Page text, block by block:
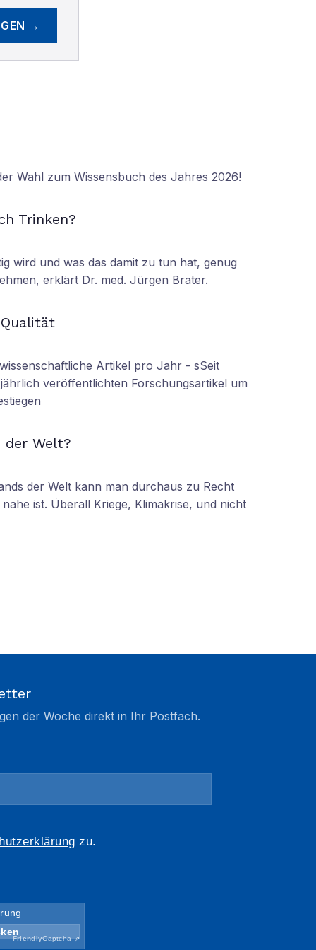
→
Wahl zum Wissensbuch des Jahres 2026!
Trinken?
wird und was das damit zu tun hat, genug
erklärt Dr. med. Jürgen Brater.
Artikel pro Jahr - sSeit
veröffentlichten Forschungsartikel um
der Welt?
der Welt kann man durchaus zu Recht
ist. Überall Kriege, Klimakrise, und nicht
der Woche direkt in Ihr Postfach.